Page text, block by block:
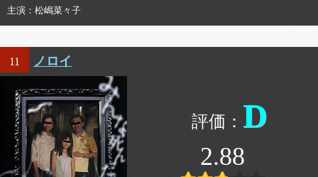
主演
松嶋菜々子
11 ノロイ
D
2.88